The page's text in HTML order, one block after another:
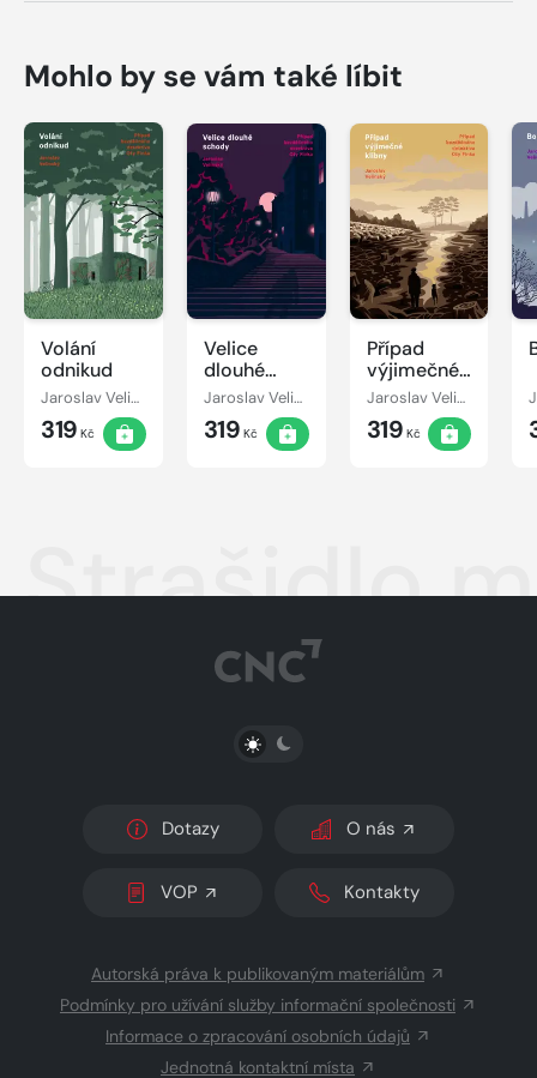
Mohlo by se vám také líbit
Volání
odnikud
Jaroslav Velinský
319 Kč
Velice
dlouhé
schody
Jaroslav Velinský
319 Kč
Případ
výjimečné
klibny
Jaroslav Velinský
319 Kč
Strašidlo
PŘEPNOUT SVĚTLÝ/TMAVÝ REŽIM
Dotazy O nás
VOP Kontakty
Autorská práva k publikovaným materiálům
Podmínky pro užívání služby informační společnosti
Informace o zpracování osobních údajů
Jednotná kontaktní místa